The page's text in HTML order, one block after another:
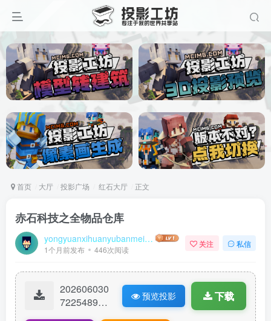
首页 大厅 投影广场 红石大厅 正文
赤石科技之全物品仓库
yongyuanxihuanyubanmeiqin
1个月前发布 446次阅读
关注 私信
202606030
72254892-
预览投影 下载